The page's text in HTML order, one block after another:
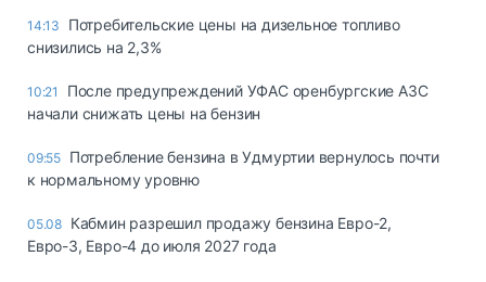
14:13
Потребительские цены на дизельное топливо
снизились на 2,3%
10:21
После предупреждений УФАС оренбургские АЗС
начали снижать цены на бензин
09:55 Потребление бензина в Удмуртии вернулось почти
к нормальному уровню
05.08 Кабмин разрешил продажу бензина Евро-2,
Евро-3, Евро-4 до июля 2027 года